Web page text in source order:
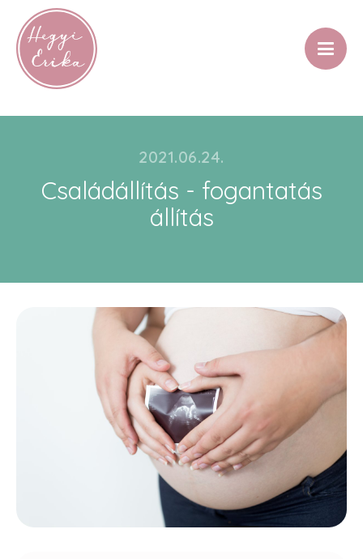
2021.06.24.
Családállítás - fogantatás
állítás